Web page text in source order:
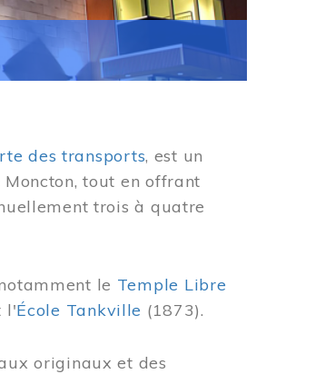
des transports, est un
tout en offrant
trois à quatre
le Temple Libre
l'École Tankville (1873).
originaux et des